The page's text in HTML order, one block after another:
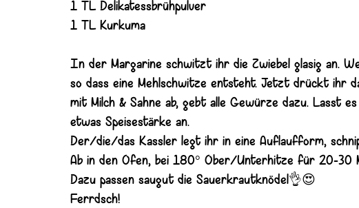
1 TL Delikatessbrühpulver
1 TL Kurkuma
In der Margarine schwitzt ihr die Zwiebel glasig an.
so dass eine Mehlschwitze entsteht. Jetzt drückt ihr
mit Milch & Sahne ab, gebt alle Gewürze dazu. Lasst
etwas Speisestärke an.
Der/die/das Kassler legt ihr in eine Auflaufform,
Ab in den Ofen, bei 180° Ober/Unterhitze für 20-30
Dazu passen saugut die Sauerkrautknödel👌😍
Ferrdsch!